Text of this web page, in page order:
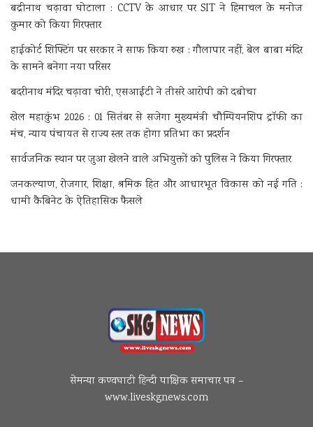
बद्रीनाथ चढ़ावा घोटाला : CCTV के आधार पर SIT ने हिमाचल के मनोज
कुमार को किया गिरफ्तार
हाईकोर्ट शिफ्टिंग पर सरकार ने साफ किया रुख : गौलापार नहीं, बेल बाबा मंदिर
के सामने बनेगा नया परिसर
बदरीनाथ मंदिर चढ़ावा चोरी, एसआईटी ने तीसरे आरोपी को दबोचा
खेल महाकुंभ 2026 : 01 सितंबर से सजेगा मुख्यमंत्री चौम्पियनशिप ट्रॉफी का
मंच, न्याय पंचायत से राज्य स्तर तक होगा प्रतिभा का प्रदर्शन
सार्वजनिक स्थान पर जुआ खेलने वाले अभियुक्तों को पुलिस ने किया गिरफ्तार
जनकल्याण, रोजगार, शिक्षा, श्रमिक हित और आधारभूत विकास को नई गति :
धामी कैबिनेट के ऐतिहासिक फैसले
सेमन्या कण्वघाटी हिन्दी पाक्षिक समाचार पत्र –
www.liveskgnews.com